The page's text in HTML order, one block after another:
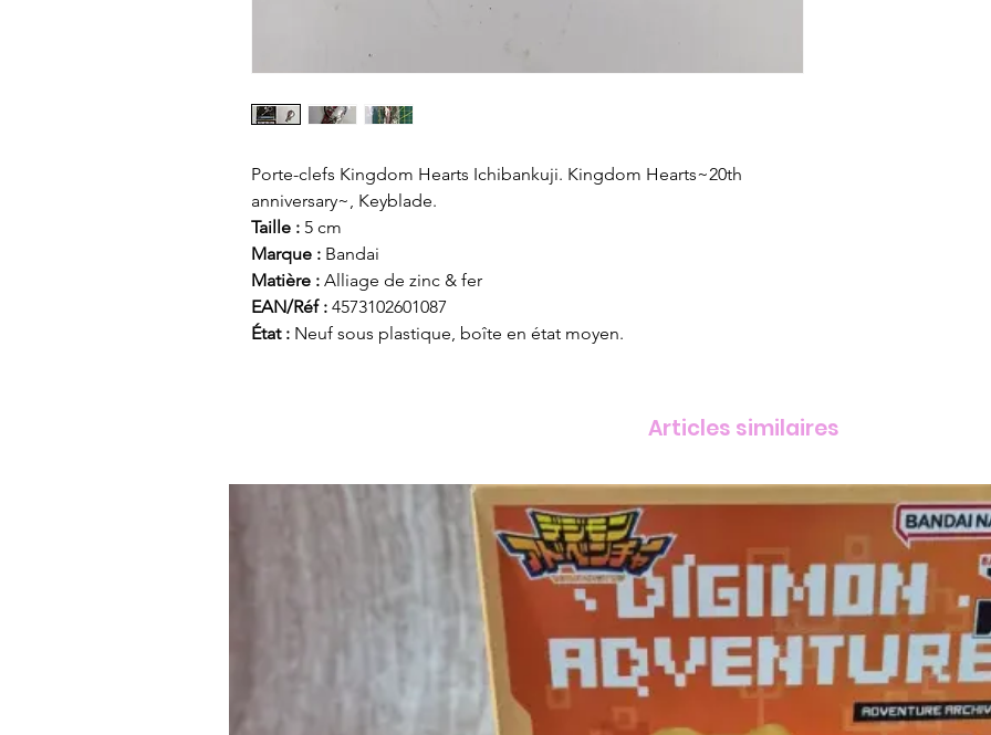
Porte-clefs Kingdom Hearts Ichibankuji. Kingdom Hearts~20th
anniversary~, Keyblade.
Taille : 5 cm
Marque : Bandai
Matière : Alliage de zinc & fer
EAN/Réf : 4573102601087
État : Neuf sous plastique, boîte en état moyen.
Articles similaires